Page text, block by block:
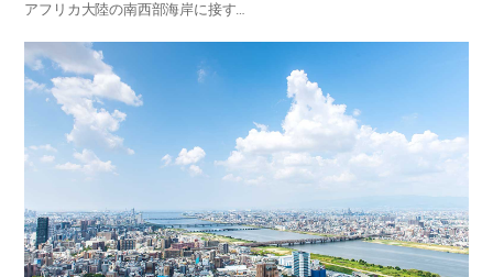
アフリカ大陸の南西部海岸に接す…